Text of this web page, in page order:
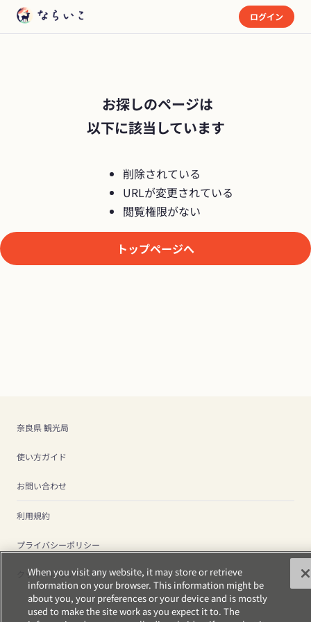
ログイン
以下に該当しています
削除されている
URLが変更されている
閲覧権限がない
トップページへ
奈良県 観光局
使い方ガイド
お問い合わせ
利用規約
プライバシーポリシー
クッキーについて
When you visit any website, it may store or retrieve
information on your browser. This information might be
about you, your preferences or your device and is mostly
used to make the site work as you expect it to. The